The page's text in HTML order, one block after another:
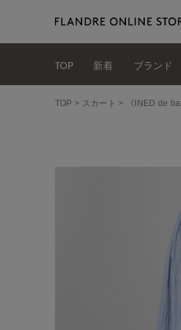
TOP 新着 ブランド
TOP スカート 《INED de